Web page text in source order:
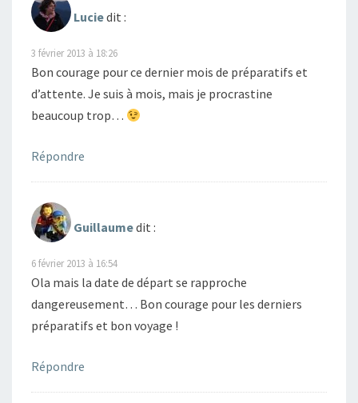
Luciedit :
3 février 2013 à 18:26
Bon courage pour ce dernier mois de préparatifs et
d’attente. Je suis à mois, mais je procrastine
beaucoup trop…
Répondre
Guillaumedit :
6 février 2013 à 16:54
Ola mais la date de départ se rapproche
dangereusement… Bon courage pour les derniers
préparatifs et bon voyage !
Répondre